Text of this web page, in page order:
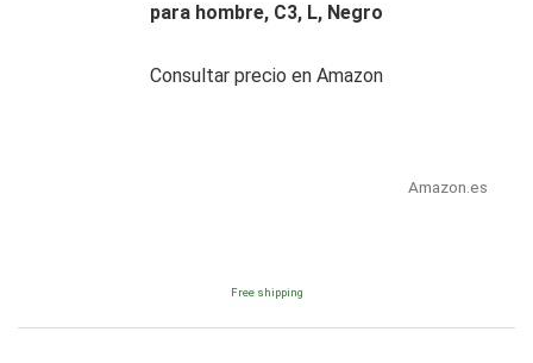
para hombre, C3, L, Negro
Consultar precio en Amazon
Amazon.es
Free shipping